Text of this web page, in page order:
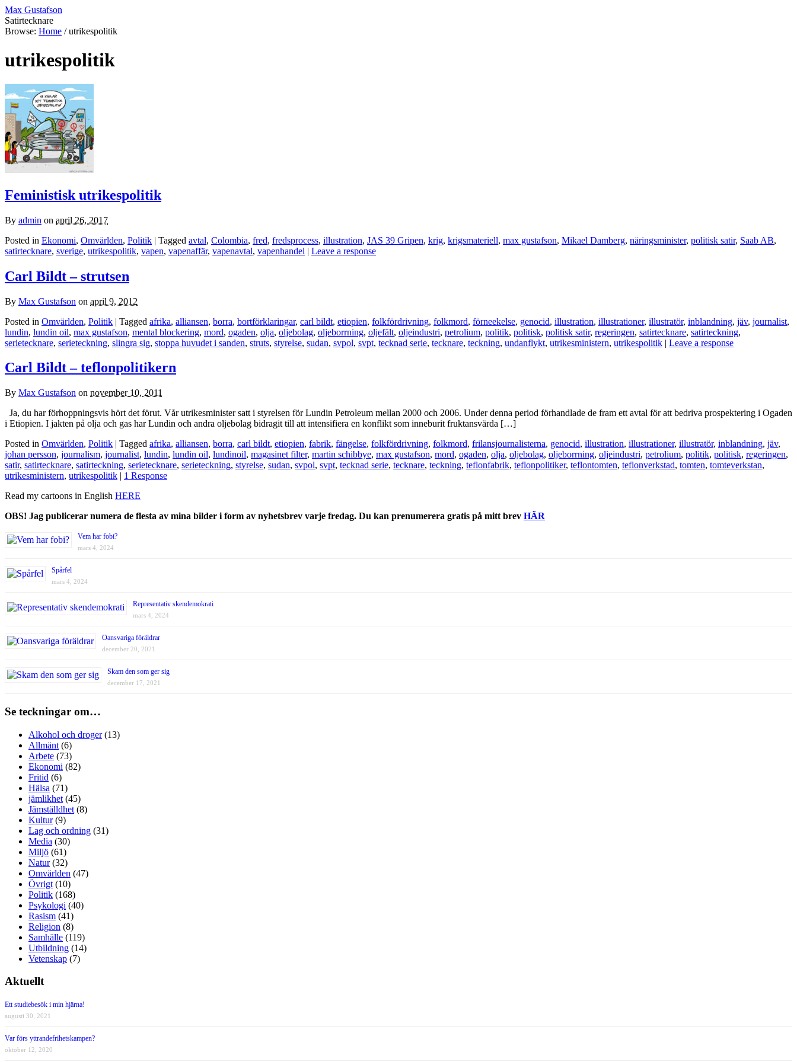
Max Gustafson
Satirtecknare
Browse: Home / utrikespolitik
utrikespolitik
Feministisk utrikespolitik
By admin on april 26, 2017
Posted in Ekonomi, Omvärlden, Politik | Tagged avtal, Colombia, fred, fredsprocess, illustration, JAS 39 Gripen, krig, krigsmateriell, max gustafson, Mikael Damberg, näringsminister, politisk satir, Saab AB,
satirtecknare, sverige, utrikespolitik, vapen, vapenaffär, vapenavtal, vapenhandel | Leave a response
Carl Bildt – strutsen
By Max Gustafson on april 9, 2012
Posted in Omvärlden, Politik | Tagged afrika, alliansen, borra, bortförklaringar, carl bildt, etiopien, folkfördrivning, folkmord, förneekelse, genocid, illustration, illustrationer, illustratör, inblandning, jäv, journalist,
lundin, lundin oil, max gustafson, mental blockering, mord, ogaden, olja, oljebolag, oljeborrning, oljefält, oljeindustri, petrolium, politik, politisk, politisk satir, regeringen, satirtecknare, satirteckning,
serietecknare, serieteckning, slingra sig, stoppa huvudet i sanden, struts, styrelse, sudan, svpol, svpt, tecknad serie, tecknare, teckning, undanflykt, utrikesministern, utrikespolitik | Leave a response
Carl Bildt – teflonpolitikern
By Max Gustafson on november 10, 2011
Ja, du har förhoppningsvis hört det förut. Vår utrikesminister satt i styrelsen för Lundin Petroleum mellan 2000 och 2006. Under denna period förhandlade de fram ett avtal för att bedriva prospektering i Ogaden
i Etiopien. I jakten på olja och gas har Lundin och andra oljebolag bidragit till att intensifiera en konflikt som inneburit fruktansvärda […]
Posted in Omvärlden, Politik | Tagged afrika, alliansen, borra, carl bildt, etiopien, fabrik, fängelse, folkfördrivning, folkmord, frilansjournalisterna, genocid, illustration, illustrationer, illustratör, inblandning, jäv,
johan persson, journalism, journalist, lundin, lundin oil, lundinoil, magasinet filter, martin schibbye, max gustafson, mord, ogaden, olja, oljebolag, oljeborrning, oljeindustri, petrolium, politik, politisk, regeringen,
satir, satirtecknare, satirteckning, serietecknare, serieteckning, styrelse, sudan, svpol, svpt, tecknad serie, tecknare, teckning, teflonfabrik, teflonpolitiker, teflontomten, teflonverkstad, tomten, tomteverkstan,
utrikesministern, utrikespolitik | 1 Response
Read my cartoons in English HERE
OBS! Jag publicerar numera de flesta av mina bilder i form av nyhetsbrev varje fredag. Du kan prenumerera gratis på mitt brev HÄR
Vem har fobi?
mars 4, 2024
Spårfel
mars 4, 2024
Representativ skendemokrati
mars 4, 2024
Oansvariga föräldrar
december 20, 2021
Skam den som ger sig
december 17, 2021
Se teckningar om…
Alkohol och droger(13)
Allmänt (6)
Arbete (73)
Ekonomi (82)
Fritid (6)
Hälsa (71)
jämlikhet (45)
Jämställdhet (8)
Kultur(9)
Lag och ordning (31)
Media (30)
Miljö (61)
Natur(32)
Omvärlden (47)
Övrigt (10)
Politik (168)
Psykologi (40)
Rasism (41)
Religion (8)
Samhälle (119)
Utbildning (14)
Vetenskap (7)
Aktuellt
Ett studiebesök i min hjärna!
augusti 30, 2021
Var förs yttrandefrihetskampen?
oktober 12, 2020